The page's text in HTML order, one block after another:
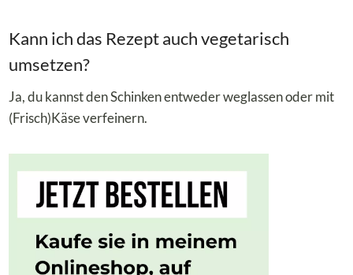
Kann ich das Rezept auch vegetarisch
umsetzen?
Ja, du kannst den Schinken entweder weglassen oder mit
(Frisch)Käse verfeinern.